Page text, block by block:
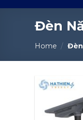
Đèn
Home / Đèn